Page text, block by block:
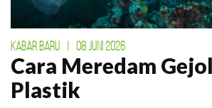
KABAR BARU 08 JUNI 2026
Cara Meredam
Plastik